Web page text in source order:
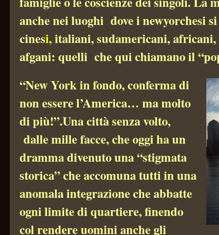
anche nei luoghi dove i newyorchesi
cinesi,italiani, sudamericani,
afgani: quelli che qui chiamano il
“New York in fondo, conferma di
non essere l’America… ma molto
di più!”.Una città senza volto,
dalle mille facce, cheoggi ha un
dramma divenuto una “stigmata
storica” che accomuna tutti in una
anomala integrazione che abbatte
ogni limite di quartiere, finendo
col rendere uomini anche gli